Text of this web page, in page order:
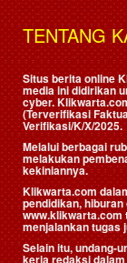
TENTANG
Situs berita online
media ini didirikan
cyber.
(Terverifikasi
Verifikasi/K/X/2025.
Melalui berbagai
melakukan
kekiniannya.
Klikwarta.com
pendidikan,
www.klikwarta.com
menjalankan tugas
Selain itu, undang-
kerja redaksi